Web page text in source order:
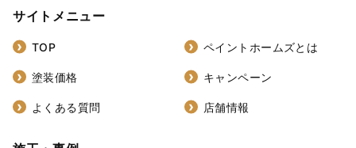
サイトメニュー
TOP ペイントホームズとは
塗装価格 キャンペーン
よくある質問 店舗情報